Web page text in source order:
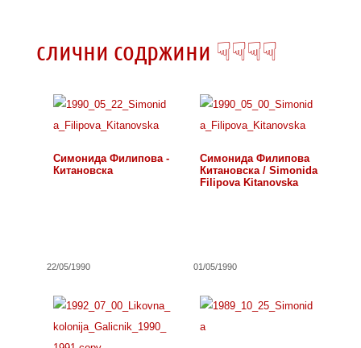
слични содржини ☟☟☟☟
Симонида Филипова -
Китановска
22/05/1990
Симонида Филипова
Китановска / Simonida
Filipova Kitanovska
01/05/1990